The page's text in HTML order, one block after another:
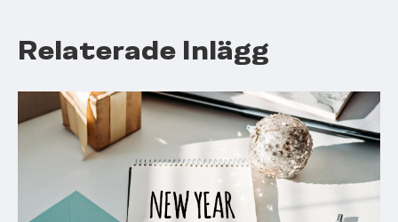
Relaterade Inlägg